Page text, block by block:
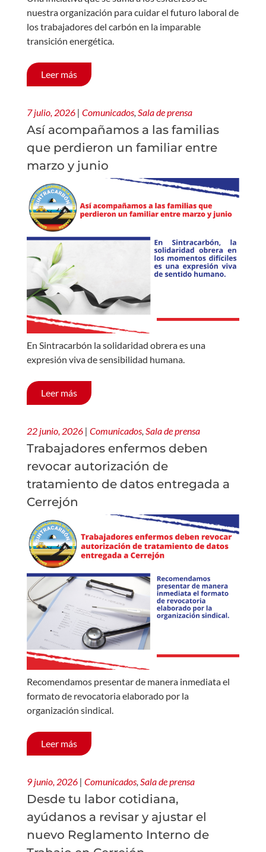
nuestra organización para cuidar el futuro laboral de
los trabajadores del carbón en la imparable
transición energética.
Leer más
7 julio, 2026 | Comunicados Sala de prensa
Así acompañamos a las familias
que perdieron un familiar entre
marzo y junio
En Sintracarbón la solidaridad obrera es una
expresión viva de sensibilidad humana.
Leer más
22 junio, 2026 | Comunicados, Sala de prensa
Trabajadores enfermos deben
revocar autorización de
tratamiento de datos entregada a
Cerrejón
Recomendamos presentar de manera inmediata el
formato de revocatoria elaborado por la
organización sindical.
Leer más
9 junio, 2026 | Comunicados, Sala de prensa
Desde tu labor cotidiana,
ayúdanos a revisar y ajustar el
nuevo Reglamento Interno de